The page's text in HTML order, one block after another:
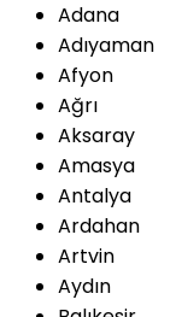
Adana
Adıyaman
Afyon
Ağrı
Aksaray
Amasya
Antalya
Ardahan
Artvin
Aydın